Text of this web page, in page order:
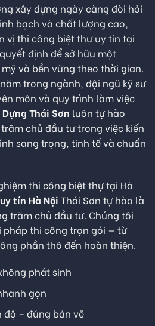
xây dựng ngày càng đòi hỏi
bạch và chất lượng cao,
vị thi công biệt thự uy tín tại
định để sở hữu một
và bền vững theo thời gian.
trong ngành, đội ngũ kỹ sư
môn và quy trình làm việc
Thái Sơn luôn tự hào
chủ đầu tư trong việc kiến
sang trọng, tinh tế và chuẩn
thi công biệt thự tại Hà
tín Hà Nội Thái Sơn tự hào là
trăm chủ đầu tư. Chúng tôi
pháp thi công trọn gói — từ
phần thô đến hoàn thiện.
phát sinh
gọn
– đúng bản vẽ